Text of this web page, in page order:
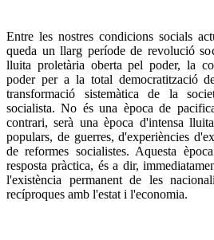
Entre les nostres condicions socials
queda un llarg període de revolució
lluita proletària oberta pel poder, la
poder per a la total democratització
transformació sistemàtica de la
socialista. No és una època de
contrari, serà una època d'intensa
populars, de guerres, d'experiències
de reformes socialistes. Aquesta
resposta pràctica, és a dir,
l'existència permanent de les
recíproques amb l'estat i l'economia.